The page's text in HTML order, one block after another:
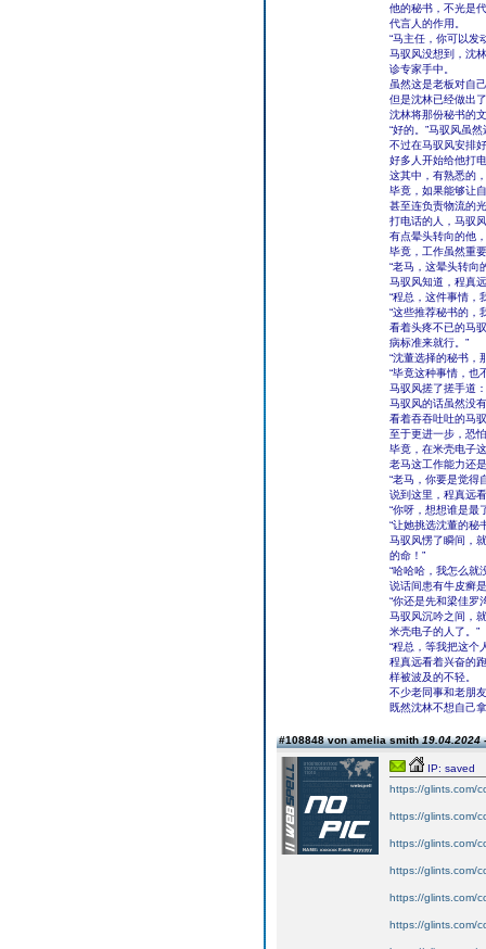
他的秘书，不光是
代言人的作用。
“马主任，你可以发
马驭风没想到，沈
诊专家手中。
虽然这是老板对自
但是沈林已经做出
沈林将那份秘书的
“好的。”马驭风虽
不过在马驭风安排
好多人开始给他打
这其中，有熟悉的
毕竟，如果能够让
甚至连负责物流的
打电话的人，马驭
有点晕头转向的他
毕竟，工作虽然重
“老马，这晕头转向
马驭风知道，程真
“程总，这件事情，
“这些推荐秘书的，
看着头疼不已的马
病标准来就行。”
“沈董选择的秘书，
“毕竟这种事情，也
马驭风搓了搓手道
马驭风的话虽然没
看着吞吞吐吐的马
至于更进一步，恐
毕竟，在米壳电子
老马这工作能力还
“老马，你要是觉得
说到这里，程真远
“你呀，想想谁是最
“让她挑选沈董的秘
马驭风愣了瞬间，
的命！”
“哈哈哈，我怎么就
说话间患有牛皮癣
“你还是先和梁佳罗
马驭风沉吟之间，
米壳电子的人了。”
“程总，等我把这个
程真远看着兴奋的
样被波及的不轻。
不少老同事和老朋
既然沈林不想自己
#108848 von amelia smith19.04.2024
IP: saved
https://glints.com/
https://glints.com/
https://glints.com/
https://glints.com/
https://glints.com/
https://glints.com/